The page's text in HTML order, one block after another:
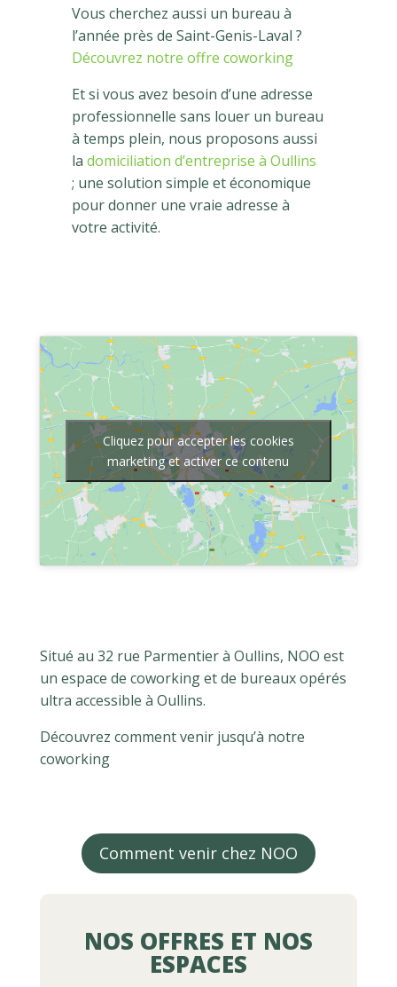
Vous cherchez aussi un bureau à
l’année près de Saint-Genis-Laval ?
Découvrez notre offre coworking
Et si vous avez besoin d’une adresse
professionnelle sans louer un bureau
à temps plein, nous proposons aussi
la domiciliation d’entreprise à Oullins
; une solution simple et économique
pour donner une vraie adresse à
votre activité.
Cliquez pour accepter les cookies
marketing et activer ce contenu
Situé au 32 rue Parmentier à Oullins, NOO est
un espace de coworking et de bureaux opérés
ultra accessible à Oullins.
Découvrez comment venir jusqu’à notre
coworking
Comment venir chez NOO
NOS OFFRES ET NOS
ESPACES